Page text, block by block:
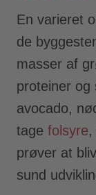
En varieret
de
masser af
proteiner og
avocado,
tage folsyre
prøver at
sund